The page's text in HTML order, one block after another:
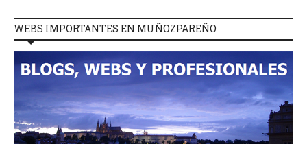
WEBS IMPORTANTES EN MUÑOZPAREÑO